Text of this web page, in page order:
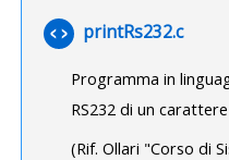
printRs232.c
File
Programma in
RS232 di un
(Rif. Ollari "Corso di